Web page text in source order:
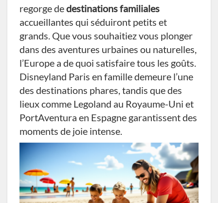
regorge dedestinations familiales
accueillantes qui séduiront petits et
grands. Que vous souhaitiez vous plonger
dans des aventures urbaines ou naturelles,
l’Europe a de quoi satisfaire tous les goûts.
Disneyland Paris en famille demeure l’une
des destinations phares, tandis que des
lieux comme Legoland au Royaume-Uni et
PortAventura en Espagne garantissent des
moments de joie intense.